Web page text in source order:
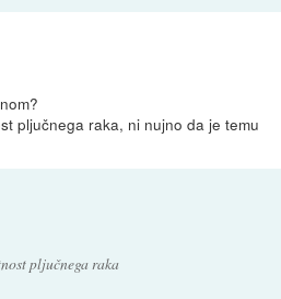
pljučnega raka, ni nujno da je temu
pljučnega raka